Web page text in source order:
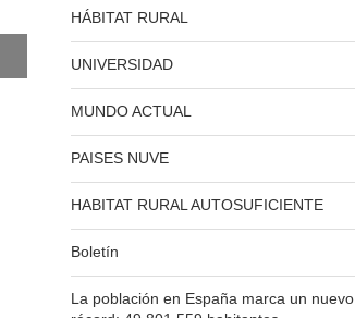
HÁBITAT RURAL
UNIVERSIDAD
MUNDO ACTUAL
PAISES NUVE
HABITAT RURAL AUTOSUFICIENTE
Boletín
La población en España marca un nuevo